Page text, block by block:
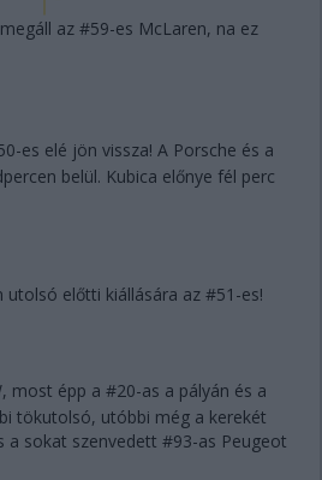
az #59-es McLaren, na ez
es elé jön vissza! A Porsche és a
belül. Kubica előnye fél perc
utolsó előtti kiállására az #51-es!
most épp a #20-as a pályán és a
tökutolsó, utóbbi még a kerekét
sokat szenvedett #93-as Peugeot